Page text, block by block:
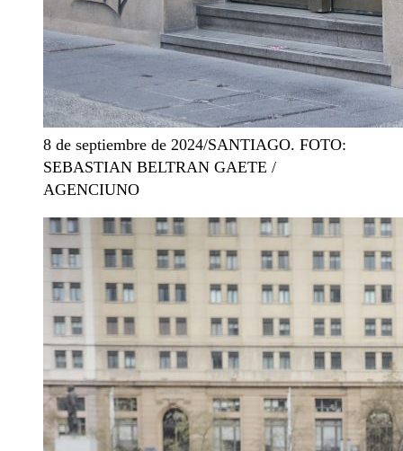
8 de septiembre de 2024/SANTIAGO. FOTO:
SEBASTIAN BELTRAN GAETE /
AGENCIUNO